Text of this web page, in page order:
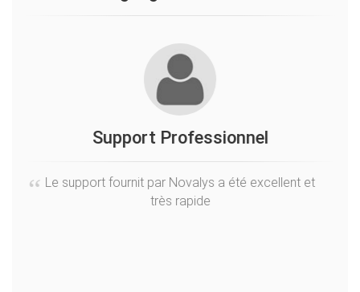
Support Professionnel
Le support fournit par Novalys a été excellent et
très rapide